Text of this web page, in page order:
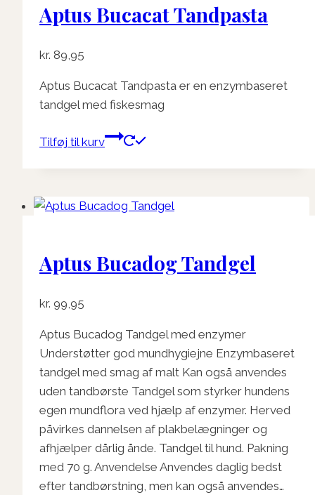
Aptus Bucacat Tandpasta
kr. 89,95
Aptus Bucacat Tandpasta er en enzymbaseret
tandgel med fiskesmag
Tilføj til kurv
Aptus Bucadog Tandgel
kr. 99,95
Aptus Bucadog Tandgel med enzymer
Understøtter god mundhygiejne Enzymbaseret
tandgel med smag af malt Kan også anvendes
uden tandbørste Tandgel som styrker hundens
egen mundflora ved hjælp af enzymer. Herved
påvirkes dannelsen af plakbelægninger og
afhjælper dårlig ånde. Tandgel til hund. Pakning
med 70 g. Anvendelse Anvendes daglig bedst
efter tandbørstning, men kan også anvendes…